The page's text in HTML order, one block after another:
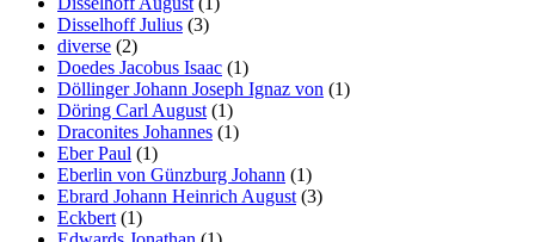
Disselhoff Julius (3)
diverse (2)
Doedes Jacobus Isaac (1)
Döllinger Johann Joseph Ignaz von (1)
Döring Carl August (1)
Draconites Johannes (1)
Eber Paul (1)
Eberlin von Günzburg Johann (1)
Ebrard Johann Heinrich August (3)
Eckbert (1)